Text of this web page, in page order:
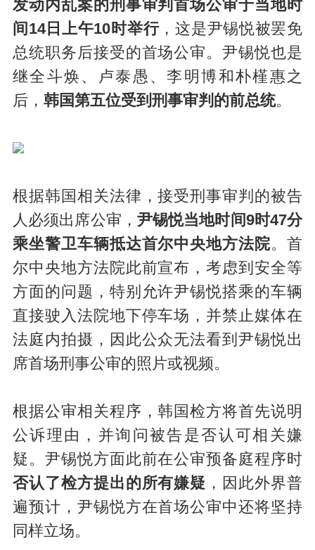
发动内乱案的刑事审判首场公审于当地时
间14日上午10时举行，这是尹锡悦被罢免
总统职务后接受的首场公审。尹锡悦也是
继全斗焕、卢泰愚、李明博和朴槿惠之
后， 韩国第五位受到刑事审判的前总统。
根据韩国相关法律，接受刑事审判的被告
人必须出席公审， 尹锡悦当地时间9时47分
乘坐警卫车辆抵达首尔中央地方法院。首
尔中央地方法院此前宣布，考虑到安全等
方面的问题，特别允许尹锡悦搭乘的车辆
直接驶入法院地下停车场，并禁止媒体在
法庭内拍摄，因此公众无法看到尹锡悦出
席首场刑事公审的照片或视频。
根据公审相关程序，韩国检方将首先说明
公诉理由，并询问被告是否认可相关嫌
疑。尹锡悦方面此前在公审预备庭程序时
否认了检方提出的所有嫌疑 ，因此外界普
遍预计，尹锡悦方在首场公审中还将坚持
同样立场。